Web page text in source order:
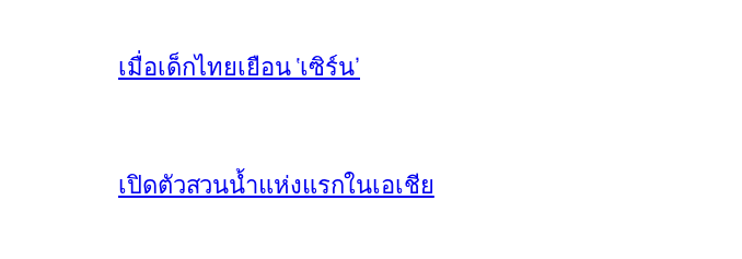
เมื่อเด็กไทยเยือน ‘เซิร์น’
เปิดตัวสวนน้ำแห่งแรกในเอเชีย